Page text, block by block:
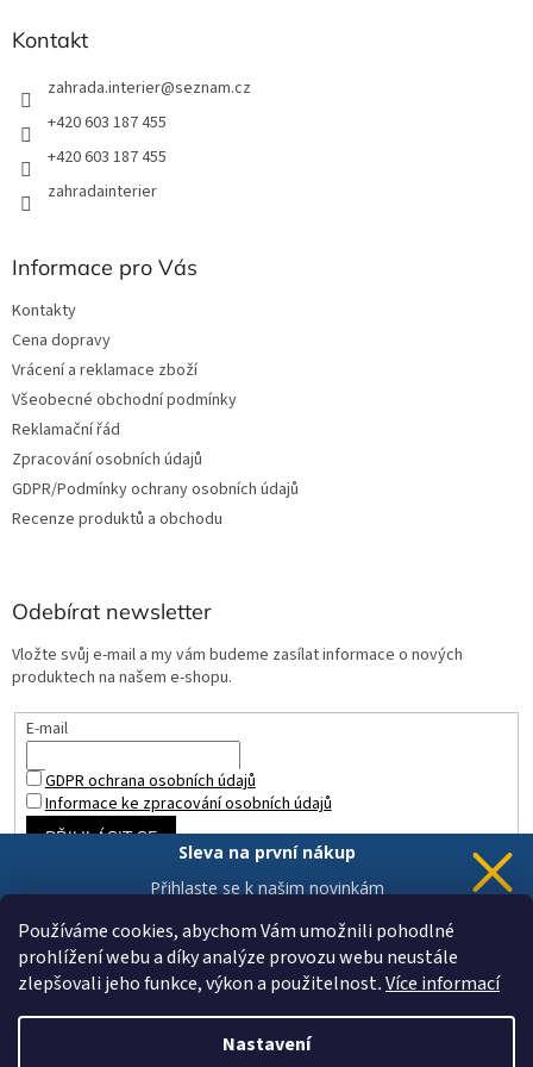
Používáme cookies, abychom Vám umožnili pohodlné
prohlížení webu a díky analýze provozu webu neustále
zlepšovali jeho funkce, výkon a použitelnost.Více informací
Nastavení
Kontakt
zahrada.interier@seznam.cz
+420 603 187 455
+420 603 187 455
zahradainterier
Informace pro Vás
Kontakty
Cena dopravy
Vrácení a reklamace zboží
Všeobecné obchodní podmínky
Reklamační řád
Zpracování osobních údajů
GDPR/Podmínky ochrany osobních údajů
Recenze produktů a obchodu
Odebírat newsletter
Vložte svůj e-mail a my vám budeme zasílat informace o nových
produktech na našem e-shopu.
E-mail
GDPR ochrana osobních údajů
Informace ke zpracování osobních údajů
PŘIHLÁSIT SE
Vytvořil Shoptet
Sleva na první nákup
Přihlaste se k našim novinkám
Chci novinky a slevu
Vaše data jsou u nás v bezpečí.